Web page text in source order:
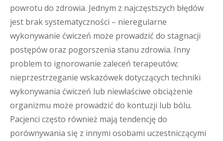
powrotu do zdrowia. Jednym z najczęstszych błędów
jest brak systematyczności – nieregularne
wykonywanie ćwiczeń może prowadzić do stagnacji
postępów oraz pogorszenia stanu zdrowia. Inny
problem to ignorowanie zaleceń terapeutów;
nieprzestrzeganie wskazówek dotyczących techniki
wykonywania ćwiczeń lub niewłaściwe obciążenie
organizmu może prowadzić do kontuzji lub bólu.
Pacjenci często również mają tendencję do
porównywania się z innymi osobami uczestniczącymi